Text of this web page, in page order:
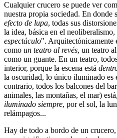
Cualquier crucero se puede ver
nuestra propia sociedad. En donde
efecto de lupa, todas sus
la idea, básica en el
espectáculo". Arquitectónicamente
como un teatro al revés, un teatro
como un guante. En un teatro,
interior, porque la escena está
la oscuridad, lo único iluminado es
contrario, todos los balcones del
animales, las montañas, el mar)
iluminado siempre, por el sol, la
relámpagos...
Hay de todo a bordo de un